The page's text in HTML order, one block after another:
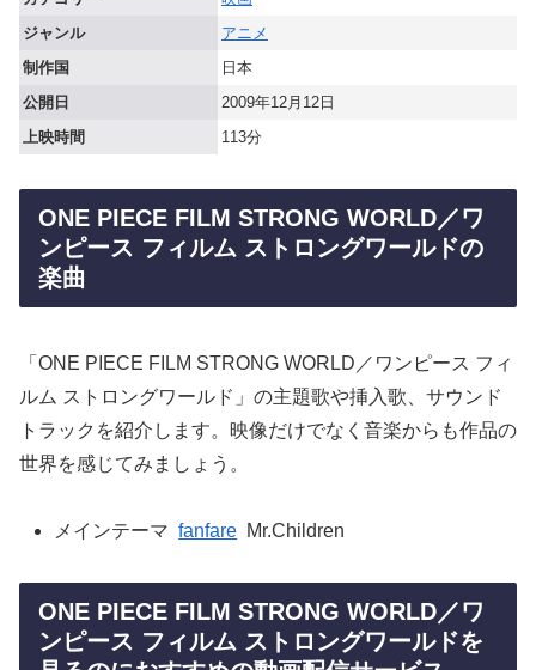
ジャンル
アニメ
制作国
日本
公開日
2009年12月12日
上映時間
113分
ONE PIECE FILM STRONG WORLD／ワ
ンピース フィルム ストロングワールドの
楽曲
「ONE PIECE FILM STRONG WORLD／ワンピース フィ
ルム ストロングワールド」の主題歌や挿入歌、サウンド
トラックを紹介します。映像だけでなく音楽からも作品の
世界を感じてみましょう。
メインテーマ fanfare Mr.Children
ONE PIECE FILM STRONG WORLD／ワ
ンピース フィルム ストロングワールドを